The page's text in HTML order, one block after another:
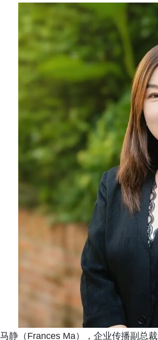
马静（Frances Ma），企业传播副总裁